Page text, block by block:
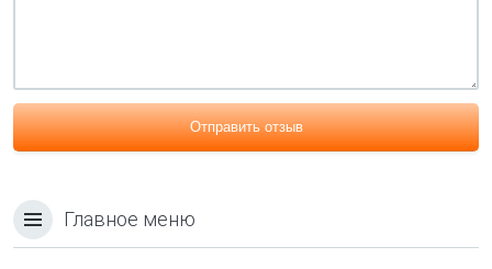
Отправить отзыв
Главное меню